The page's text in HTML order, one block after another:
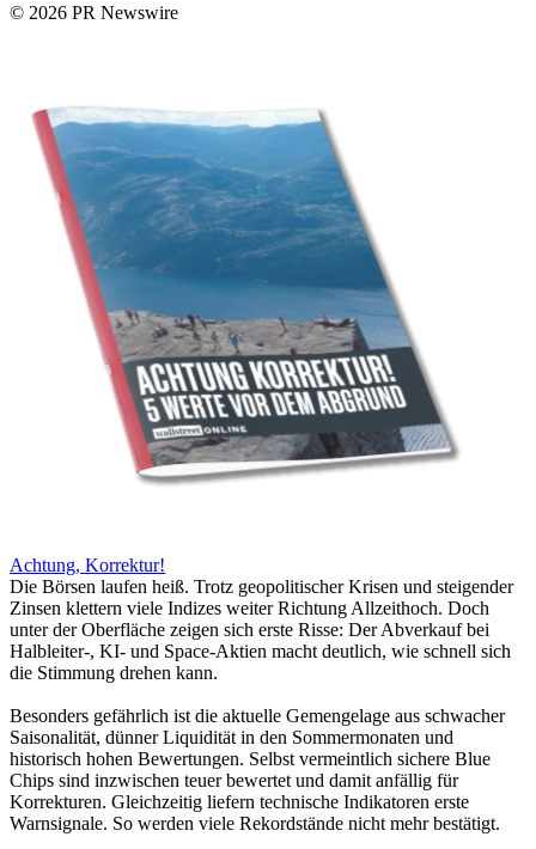
© 2026 PR Newswire
Achtung, Korrektur!
Die Börsen laufen heiß. Trotz geopolitischer Krisen und steigender
Zinsen klettern viele Indizes weiter Richtung Allzeithoch. Doch
unter der Oberfläche zeigen sich erste Risse: Der Abverkauf bei
Halbleiter-, KI- und Space-Aktien macht deutlich, wie schnell sich
die Stimmung drehen kann.
Besonders gefährlich ist die aktuelle Gemengelage aus schwacher
Saisonalität, dünner Liquidität in den Sommermonaten und
historisch hohen Bewertungen. Selbst vermeintlich sichere Blue
Chips sind inzwischen teuer bewertet und damit anfällig für
Korrekturen. Gleichzeitig liefern technische Indikatoren erste
Warnsignale. So werden viele Rekordstände nicht mehr bestätigt.